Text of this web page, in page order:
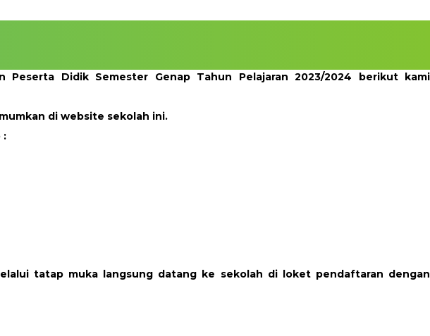
Didik Semester Genap Tahun Pelajaran 2023/2024 berikut kami
di website sekolah ini.
:
tatap muka langsung datang ke sekolah di loket pendaftaran dengan